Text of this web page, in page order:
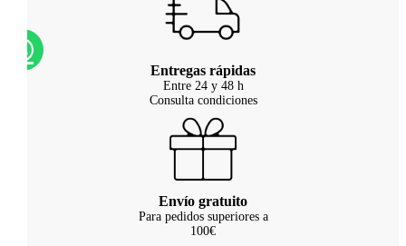
Entregas rápidas
Entre 24 y 48 h
Consulta condiciones
Envío gratuito
Para pedidos superiores a
100€